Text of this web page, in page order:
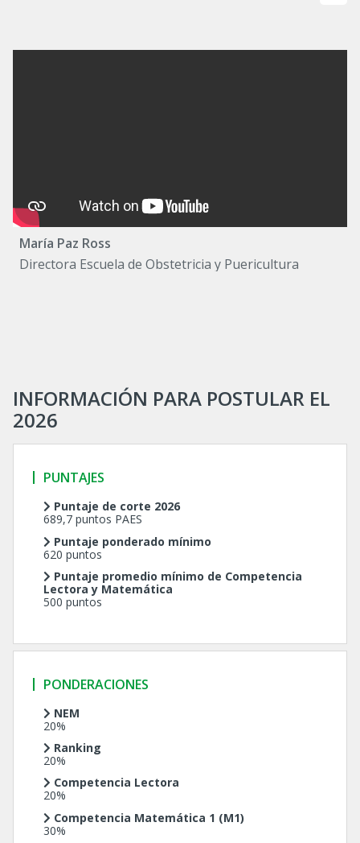
María Paz Ross
Directora Escuela de Obstetricia y Puericultura
INFORMACIÓN PARA POSTULAR EL
2026
PUNTAJES
Puntaje de corte 2026
689,7 puntos PAES
Puntaje ponderado mínimo
620 puntos
Puntaje promedio mínimo de Competencia
Lectora y Matemática
500 puntos
PONDERACIONES
NEM
20%
Ranking
20%
Competencia Lectora
20%
Competencia Matemática 1 (M1)
30%